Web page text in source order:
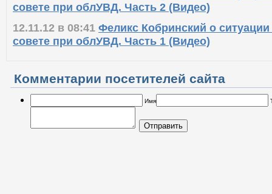
совете при облУВД. Часть 2 (Видео)
12.11.12 в 08:41 Феликс Кобринский о
совете при облУВД. Часть 1 (Видео)
Комментарии посетителей сайта
Имя
Отправить